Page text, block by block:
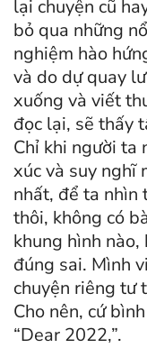
lại chuyện cũ
bỏ qua những
nghiệm hào
và do dự quay
xuống và viết
đọc lại, sẽ thấy
Chỉ khi người ta
xúc và suy nghĩ
nhất, để ta nhìn
thôi, không có
khung hình
đúng sai. Mình
chuyện riêng tư
Cho nên, cứ
“Dear 2022,”.